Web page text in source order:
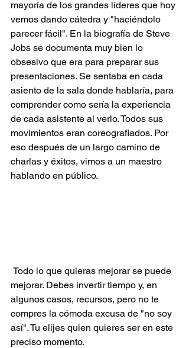
mayoría de los grandes líderes que hoy
vemos dando cátedra y "haciéndolo
parecer fácil". En la biografía de Steve
Jobs se documenta muy bien lo
obsesivo que era para preparar sus
presentaciones. Se sentaba en cada
asiento de la sala donde hablaría, para
comprender como sería la experiencia
de cada asistente al verlo. Todos sus
movimientos eran coreografiados. Por
eso después de un largo camino de
charlas y éxitos, vimos a un maestro
hablando en público.
mejorar. Debes invertir tiempo y, en
algunos casos, recursos, pero no te
compres la cómoda excusa de "no soy
así". Tu elijes quien quieres ser en este
preciso momento.